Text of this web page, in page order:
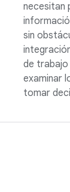
necesitan
sin
de
examinar
tomar